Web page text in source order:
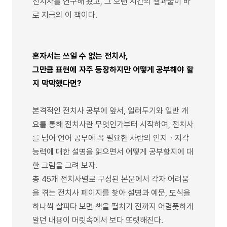
로 지금의 이 책이다.
혼자서는 쓰일 수 없는 전치사,
그만큼 표현에 자주 등장하지만 어떻게 공부해야 할
지 막막했다면?
본격적인 전치사 공부에 앞서, 일러두기와 일반 개
요를 통해 전치사란 무엇인가부터 시작하여, 전치사
를 넘어 언어 공부에 꼭 필요한 사람의 인지・지각
능력에 대한 설명을 읽으면서 어떻게 공부할지에 대
한 그림을 그려 보자.
총 45개 전치사별로 구성된 본문에서 각자 어려움
을 겪는 전치사 페이지를 찾아 설명과 예문, 도식을
하나씩 살피다 보면 책을 펼치기 전까지 어렴풋하게
알던 내용이 머릿속에서 보다 또렷해진다.